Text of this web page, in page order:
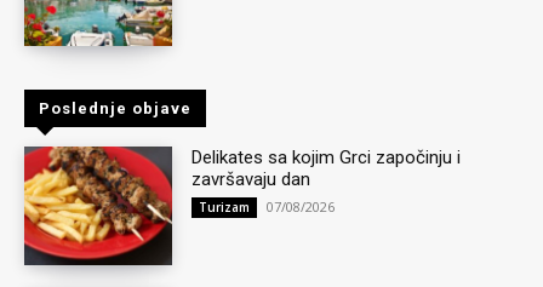
Poslednje objave
Delikates sa kojim Grci započinju i
završavaju dan
Turizam 07/08/2026